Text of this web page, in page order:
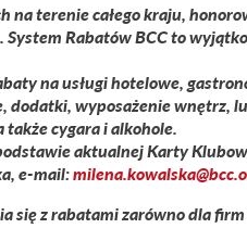
na terenie całego kraju,
Rabatów BCC to
nausługi hotelowe,
dodatki, wyposażenie wnętrz,
cygara i alkohole.
aktualnej Karty
e-mail:
się z rabatami zarówno dla